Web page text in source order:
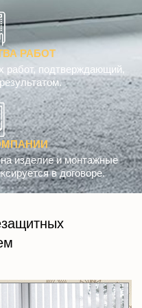
РАБОТ
работ, подтверждающий,
изделие и монтажные
в договоре.